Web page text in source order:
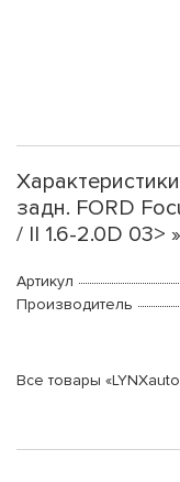
задн. FORD
/ II 1.6-2.0D 03> »
Артикул
Производитель
Все товары